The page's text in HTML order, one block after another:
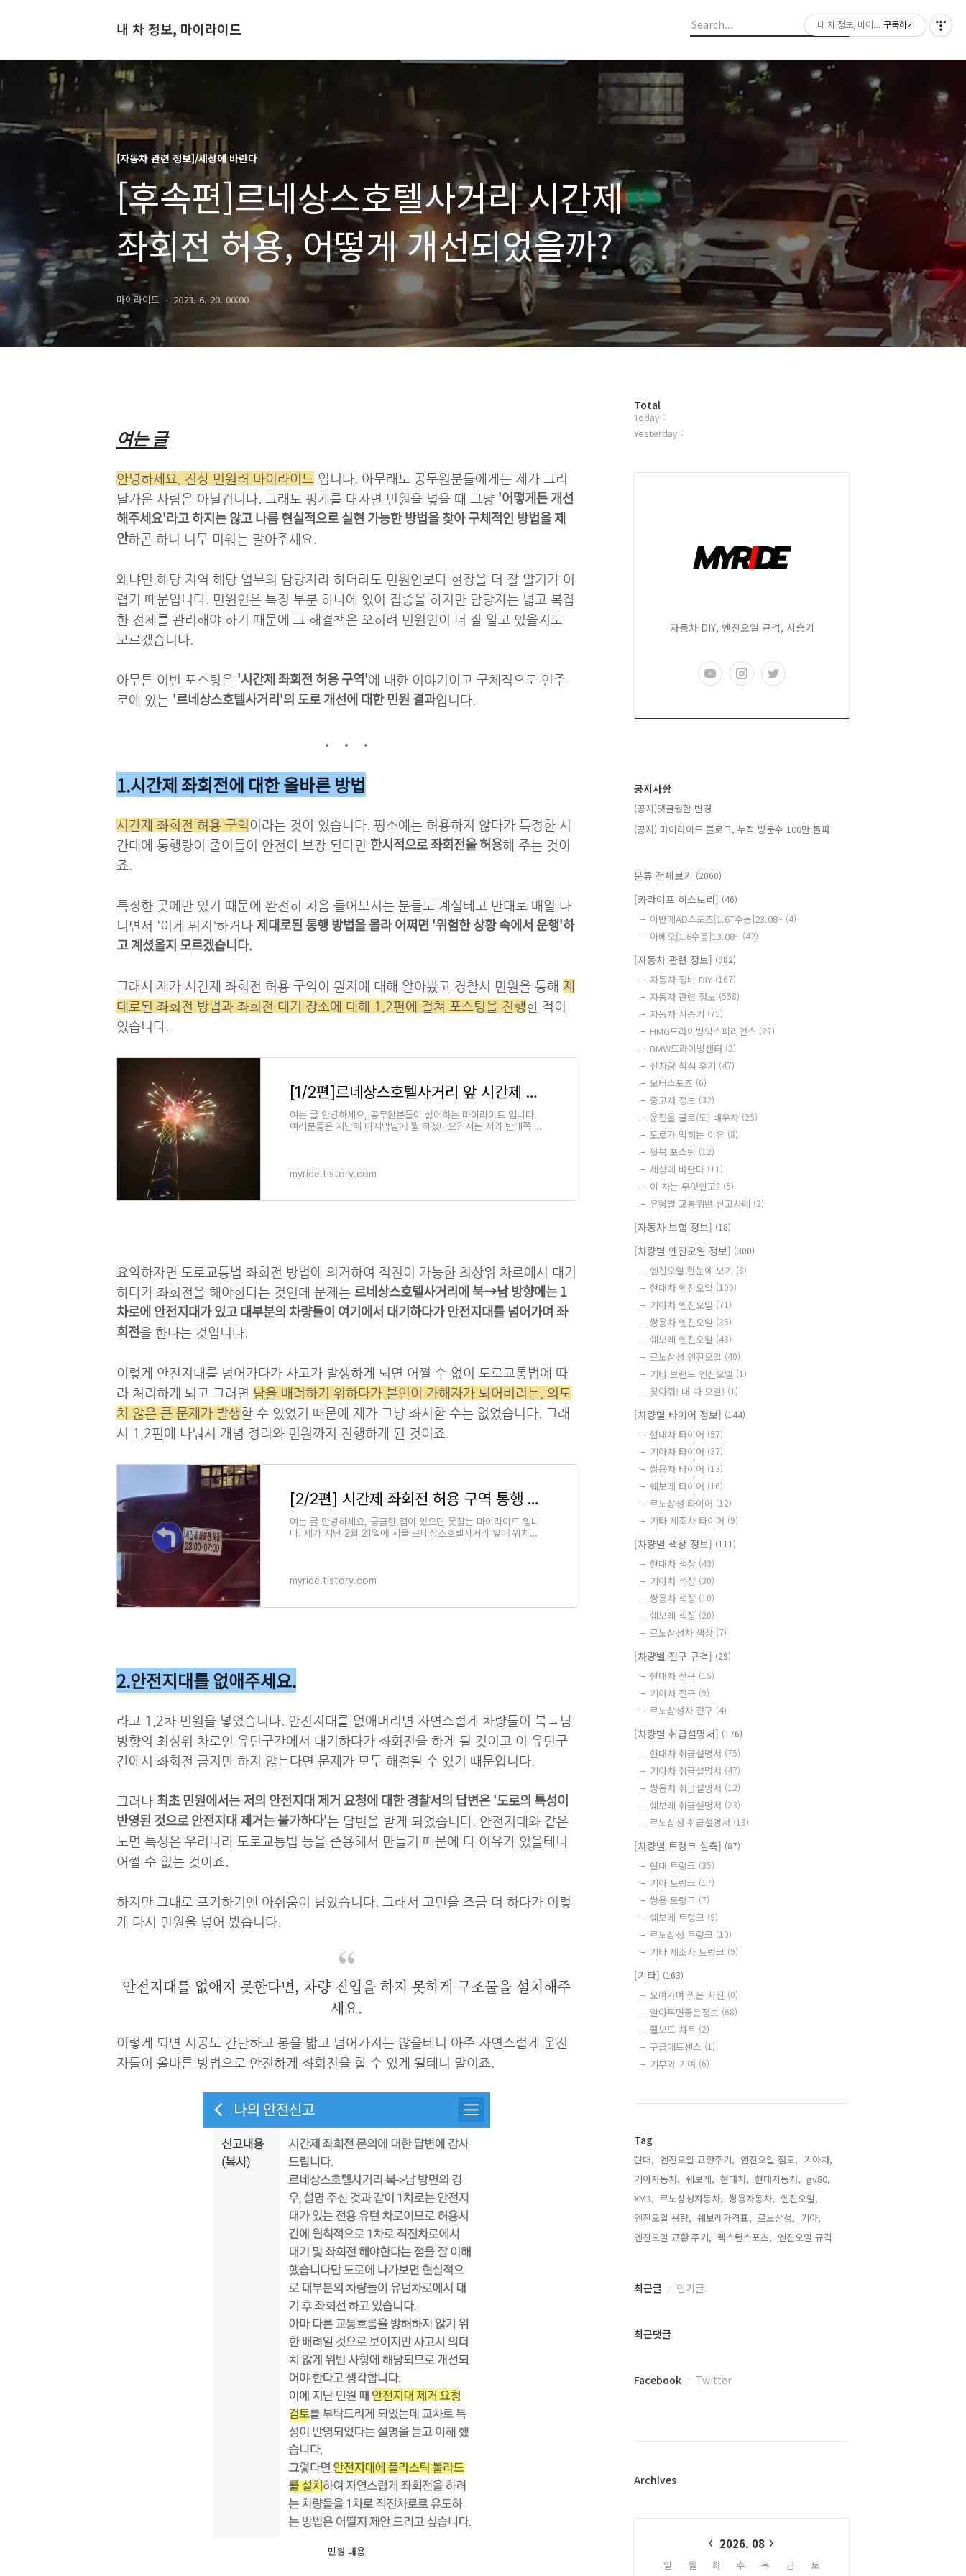
내 차 정보, 마이라이드
[자동차 관련 정보]/세상에 바란다
[후속편]르네상스호텔사거리 시간제
좌회전 허용, 어떻게 개선되었을까?
마이라이드 2023. 6. 20. 00:00
여는 글
안녕하세요, 진상 민원러 마이라이드 입니다. 아무래도 공무원분들에게는 제가 그리
달가운 사람은 아닐겁니다. 그래도 핑계를 대자면 민원을 넣을 때 그냥 '어떻게든 개선
해주세요'라고 하지는 않고 나름 현실적으로 실현 가능한 방법을 찾아 구체적인 방법을 제
안하곤 하니 너무 미워는 말아주세요.
왜냐면 해당 지역 해당 업무의 담당자라 하더라도 민원인보다 현장을 더 잘 알기가 어
렵기 때문입니다. 민원인은 특정 부분 하나에 있어 집중을 하지만 담당자는 넓고 복잡
한 전체를 관리해야 하기 때문에 그 해결책은 오히려 민원인이 더 잘 알고 있을지도
모르겠습니다.
아무튼 이번 포스팅은 '시간제 좌회전 허용 구역'에 대한 이야기이고 구체적으로 언주
로에 있는 '르네상스호텔사거리'의 도로 개선에 대한 민원 결과입니다.
1.시간제 좌회전에 대한 올바른 방법
시간제 좌회전 허용 구역이라는 것이 있습니다. 평소에는 허용하지 않다가 특정한 시
간대에 통행량이 줄어들어 안전이 보장 된다면 한시적으로 좌회전을 허용해 주는 것이
죠.
특정한 곳에만 있기 때문에 완전히 처음 들어보시는 분들도 계실테고 반대로 매일 다
니면서 '이게 뭐지'하거나 제대로된 통행 방법을 몰라 어쩌면 '위험한 상황 속에서 운행'하
고 계셨을지 모르겠습니다.
그래서 제가 시간제 좌회전 허용 구역이 뭔지에 대해 알아봤고 경찰서 민원을 통해 제
대로된 좌회전 방법과 좌회전 대기 장소에 대해 1,2편에 걸쳐 포스팅을 진행한 적이
있습니다.
[1/2편]르네상스호텔사거리 앞 시간제 좌회전 허용, 좌회전은 어디서?
여는 글 안녕하세요, 공무원분들이 싫어하는 마이라이드 입니다.
여러분들은 지난해 마지막날에 뭘 하셨나요? 저는 저와 반대쪽 세
myride.tistory.com
요약하자면 도로교통법 좌회전 방법에 의거하여 직진이 가능한 최상위 차로에서 대기
하다가 좌회전을 해야한다는 것인데 문제는 르네상스호텔사거리에 북→남 방향에는 1
차로에 안전지대가 있고 대부분의 차량들이 여기에서 대기하다가 안전지대를 넘어가며 좌
회전을 한다는 것입니다.
이렇게 안전지대를 넘어가다가 사고가 발생하게 되면 어쩔 수 없이 도로교통법에 따
라 처리하게 되고 그러면 남을 배려하기 위하다가 본인이 가해자가 되어버리는, 의도
치 않은 큰 문제가 발생할 수 있었기 때문에 제가 그냥 좌시할 수는 없었습니다. 그래
서 1,2편에 나눠서 개념 정리와 민원까지 진행하게 된 것이죠.
[2/2편] 시간제 좌회전 허용 구역 통행 시 유의사항 및 경찰서 답변
여는 글 안녕하세요, 궁금한 점이 있으면 못참는 마이라이드 입니
다. 제가 지난 2월 21일에 서울 르네상스호텔사거리 앞에 위치하
myride.tistory.com
2.안전지대를 없애주세요.
라고 1,2차 민원을 넣었습니다. 안전지대를 없애버리면 자연스럽게 차량들이 북→남
방향의 최상위 차로인 유턴구간에서 대기하다가 좌회전을 하게 될 것이고 이 유턴구
간에서 좌회전 금지만 하지 않는다면 문제가 모두 해결될 수 있기 때문입니다.
그러나 최초 민원에서는 저의 안전지대 제거 요청에 대한 경찰서의 답변은 '도로의 특성이
반영된 것으로 안전지대 제거는 불가하다'는 답변을 받게 되었습니다. 안전지대와 같은
노면 특성은 우리나라 도로교통법 등을 준용해서 만들기 때문에 다 이유가 있을테니
어쩔 수 없는 것이죠.
하지만 그대로 포기하기엔 아쉬움이 남았습니다. 그래서 고민을 조금 더 하다가 이렇
게 다시 민원을 넣어 봤습니다.
안전지대를 없애지 못한다면, 차량 진입을 하지 못하게 구조물을 설치해주
세요.
이렇게 되면 시공도 간단하고 봉을 밟고 넘어가지는 않을테니 아주 자연스럽게 운전
자들이 올바른 방법으로 안전하게 좌회전을 할 수 있게 될테니 말이죠.
민원 내용
방
문
자
Total
Today :
Yesterday :
자동차 DIY, 엔진오일 규격, 시승기
공지사항
(공지)댓글권한 변경
(공지) 마이라이드 블로그, 누적 방문수 100만 돌파
분류 전체보기 (2060)
[카라이프 히스토리] (46)
아반떼AD스포츠[1.6T수동]23.08~ (4)
아베오[1.6수동]13.08~ (42)
[자동차 관련 정보] (982)
자동차 정비 DIY (167)
자동차 관련 정보 (558)
자동차 시승기 (75)
HMG드라이빙익스피리언스 (27)
BMW드라이빙센터 (2)
신차량 착석 후기 (47)
모터스포츠 (6)
중고차 정보 (32)
운전을 글로(도) 배우자 (25)
도로가 막히는 이유 (8)
뒷북 포스팅 (12)
세상에 바란다 (11)
이 차는 무엇인고? (5)
유형별 교통위반 신고사례 (2)
[자동차 보험 정보] (18)
[차량별 엔진오일 정보] (300)
엔진오일 한눈에 보기 (8)
현대차 엔진오일 (100)
기아차 엔진오일 (71)
쌍용차 엔진오일 (35)
쉐보레 엔진오일 (43)
르노삼성 엔진오일 (40)
기타 브랜드 엔진오일 (1)
찾아줘! 내 차 오일! (1)
[차량별 타이어 정보] (144)
현대차 타이어 (57)
기아차 타이어 (37)
쌍용차 타이어 (13)
쉐보레 타이어 (16)
르노삼성 타이어 (12)
기타 제조사 타이어 (9)
[차량별 색상 정보] (111)
현대차 색상 (43)
기아차 색상 (30)
쌍용차 색상 (10)
쉐보레 색상 (20)
르노삼성차 색상 (7)
[차량별 전구 규격] (29)
현대차 전구 (15)
기아차 전구 (9)
르노삼성차 전구 (4)
[차량별 취급설명서] (176)
현대차 취급설명서 (75)
기아차 취급설명서 (47)
쌍용차 취급설명서 (12)
쉐보레 취급설명서 (23)
르노삼성 취급설명서 (19)
[차량별 트렁크 실측] (87)
현대 트렁크 (35)
기아 트렁크 (17)
쌍용 트렁크 (7)
쉐보레 트렁크 (9)
르노삼성 트렁크 (10)
기타 제조사 트렁크 (9)
[기타] (163)
오며가며 찍은 사진 (0)
알아두면좋은정보 (68)
쀨보드 챠트 (2)
구글애드센스 (1)
기부와 기여 (6)
Tag
현대, 엔진오일 교환주기, 엔진오일 점도, 기아차,
기아자동차, 쉐보레, 현대차, 현대자동차, gv80,
XM3, 르노삼성자동차, 쌍용자동차, 엔진오일,
엔진오일 용량, 쉐보레가격표, 르노삼성, 기아,
엔진오일 교환 주기, 렉스턴스포츠, 엔진오일 규격,
최
과
글
최근글 인기글
최근댓글
페
플
Facebook Twitter
Archives
2026. 08
일 월 화 수 목 금 토
내 차 정보, 마이라이드구독하기